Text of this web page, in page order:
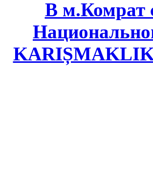
В м.Комрат